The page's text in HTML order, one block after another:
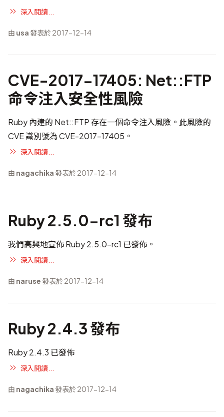
深入閱讀...
由 usa發表於 2017-12-14
CVE-2017-17405: Net::FTP
命令注入安全性風險
Ruby 內建的 Net::FTP 存在一個命令注入風險。此風險的
CVE 識別號為CVE-2017-17405 。
深入閱讀...
由 nagachika發表於 2017-12-14
Ruby 2.5.0-rc1 發布
我們高興地宣佈 Ruby 2.5.0-rc1 已發佈。
深入閱讀...
由 naruse發表於 2017-12-14
Ruby 2.4.3 發布
Ruby 2.4.3 已發佈
深入閱讀...
由 nagachika發表於 2017-12-14